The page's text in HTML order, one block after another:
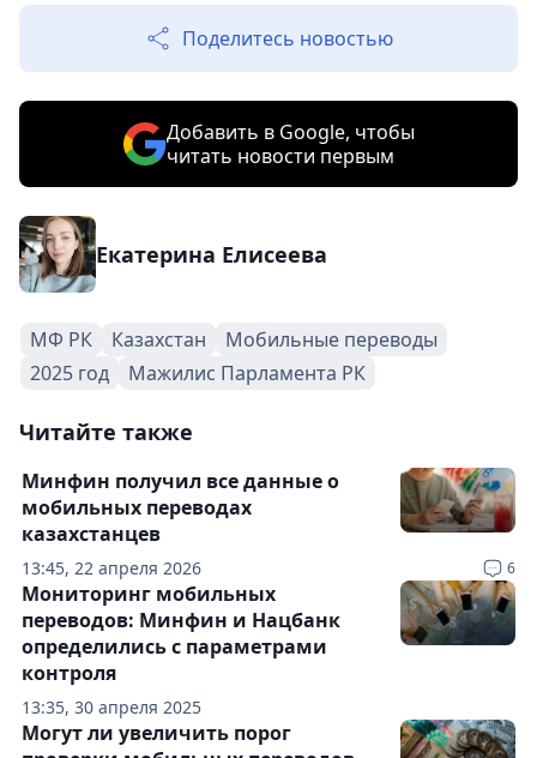
Поделитесь новостью
Добавить в Google, чтобы
читать новости первым
Екатерина Елисеева
МФ РК Казахстан
Мобильные переводы
2025 год
Мажилис Парламента РК
Читайте также
13:45, 22 апреля 2026 6
Минфин получил все данные о
мобильных переводах
казахстанцев
13:35, 30 апреля 2025
Мониторинг мобильных
переводов: Минфин и Нацбанк
определились с параметрами
контроля
Могут ли увеличить порог